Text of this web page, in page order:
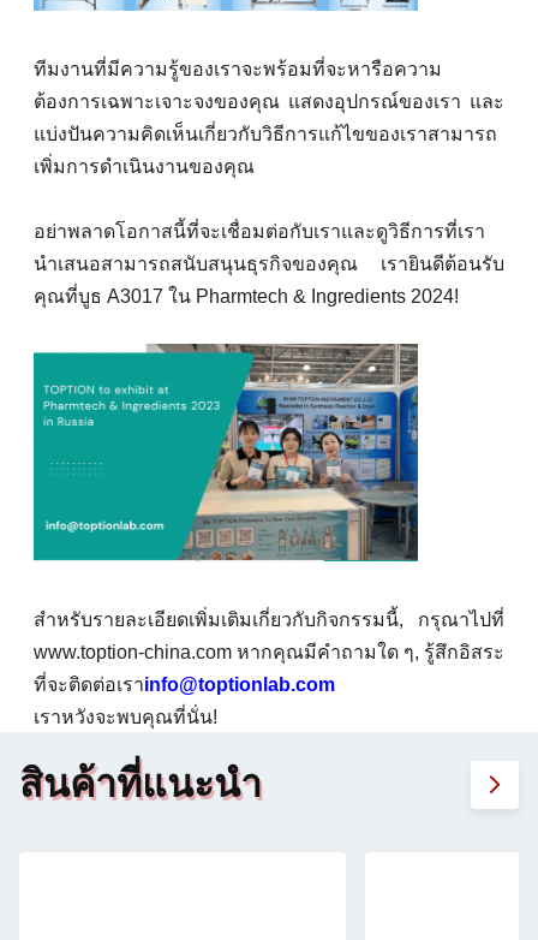
ทีมงานที่มีความรู้ของเราจะพร้อมที่จะหารือความ
ต้องการเฉพาะเจาะจงของคุณ แสดงอุปกรณ์ของเรา และ
แบ่งปันความคิดเห็นเกี่ยวกับวิธีการแก้ไขของเราสามารถ
เพิ่มการดําเนินงานของคุณ
อย่าพลาดโอกาสนี้ที่จะเชื่อมต่อกับเราและดูวิธีการที่เรา
นําเสนอสามารถสนับสนุนธุรกิจของคุณ เรายินดีต้อนรับ
คุณที่บูธ A3017 ใน Pharmtech & Ingredients 2024!
สําหรับรายละเอียดเพิ่มเติมเกี่ยวกับกิจกรรมนี้, กรุณาไปที่
www.toption-china.com หากคุณมีคําถามใด ๆ, รู้สึกอิสระ
ที่จะติดต่อเราinfo@toptionlab.com
เราหวังจะพบคุณที่นั่น!
สินค้าที่แนะนํา